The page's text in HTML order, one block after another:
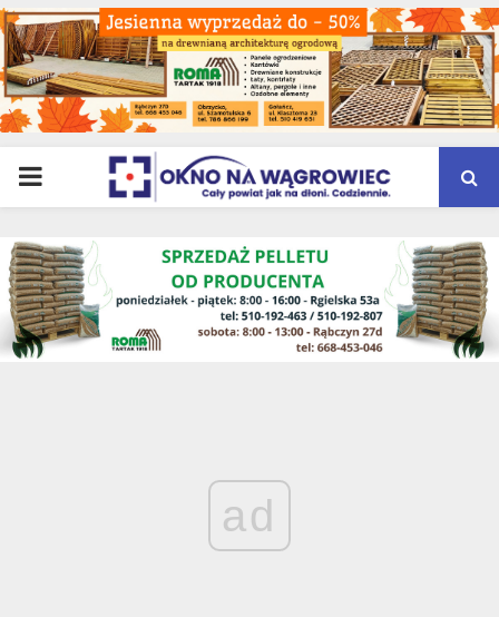
PRIMARY
MENU
ad